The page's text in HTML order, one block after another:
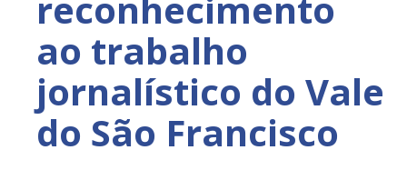
ao trabalho
jornalístico do Vale
do São Francisco